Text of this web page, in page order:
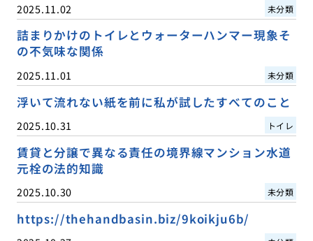
2025.11.02 未分類
詰まりかけのトイレとウォーターハンマー現象そ
の不気味な関係
2025.11.01 未分類
浮いて流れない紙を前に私が試したすべてのこと
2025.10.31 トイレ
賃貸と分譲で異なる責任の境界線マンション水道
元栓の法的知識
2025.10.30 未分類
https://thehandbasin.biz/9koikju6b/